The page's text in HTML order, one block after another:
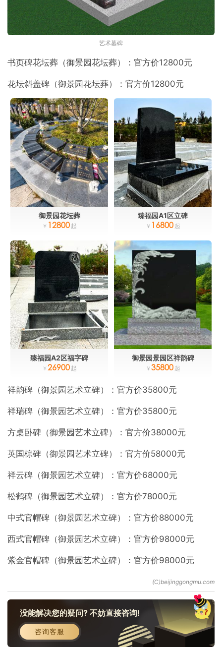
艺术墓碑
书页碑花坛葬（御景园花坛葬）：官方价12800元
花坛斜盖碑（御景园花坛葬）：官方价12800元
御景园花坛葬
12800
臻福园A1区立碑
16800
臻福园A2区福字碑
26900
御景园景园区祥韵碑
35800
祥韵碑（御景园艺术立碑）：官方价35800元
祥瑞碑（御景园艺术立碑）：官方价35800元
方桌卧碑（御景园艺术立碑）：官方价38000元
英国棕碑（御景园艺术立碑）：官方价58000元
祥云碑（御景园艺术立碑）：官方价68000元
松鹤碑（御景园艺术立碑）：官方价78000元
中式官帽碑（御景园艺术立碑）：官方价88000元
西式官帽碑（御景园艺术立碑）：官方价98000元
紫金官帽碑（御景园艺术立碑）：官方价98000元
没能解决您的疑问? 不妨直接咨询!
咨询客服